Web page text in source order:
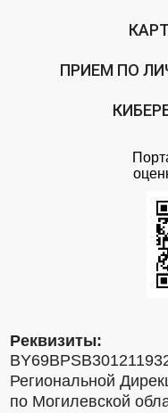
ПРИЕМ ПО
Реквизиты:
Региональной
по Могилевской